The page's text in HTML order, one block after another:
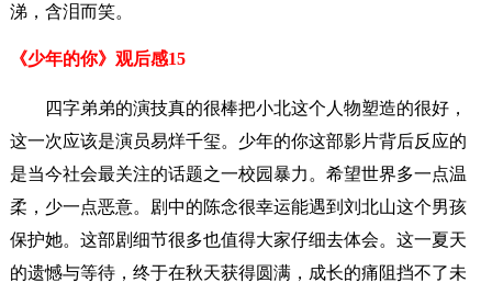
涕，含泪而笑。
《少年的你》观后感15
四字弟弟的演技真的很棒把小北这个人物塑造的很好，
这一次应该是演员易烊千玺。少年的你这部影片背后反应的
是当今社会最关注的话题之一校园暴力。希望世界多一点温
柔，少一点恶意。剧中的陈念很幸运能遇到刘北山这个男孩
保护她。这部剧细节很多也值得大家仔细去体会。这一夏天
的遗憾与等待，终于在秋天获得圆满，成长的痛阻挡不了未